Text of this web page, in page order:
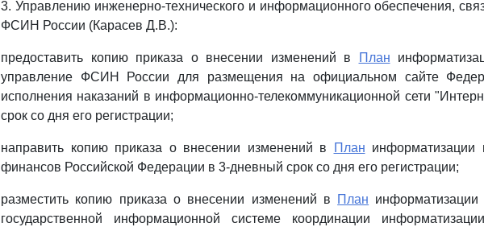
3. Управлению инженерно-технического и информационного обеспечения,
ФСИН России (Карасев Д.В.):
предоставить копию приказа о внесении изменений в План
управление ФСИН России для размещения на официальном сайте
исполнения наказаний в информационно-телекоммуникационной сети
срок со дня его регистрации;
направить копию приказа о внесении изменений в План информатизации
финансов Российской Федерации в 3-дневный срок со дня его регистрации;
разместить копию приказа о внесении изменений в План
государственной информационной системе координации